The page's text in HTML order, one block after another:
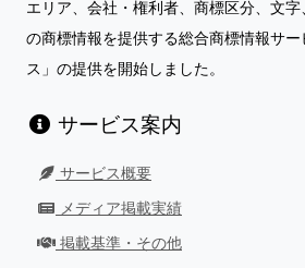
エリア、会社・権利者、商標区分、文
の商標情報を提供する総合商標情報サ
ス」の提供を開始しました。
サービス案内
サービス概要
メディア掲載実績
掲載基準・その他